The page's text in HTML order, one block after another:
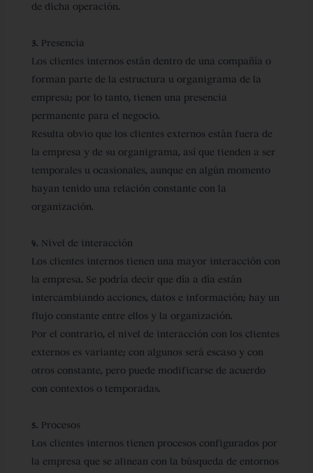
de dicha operación.
3. Presencia
Los clientes internos están dentro de una compañía o
forman parte de la estructura u organigrama de la
empresa; por lo tanto, tienen una presencia
permanente para el negocio.
Resulta obvio que los clientes externos están fuera de
la empresa y de su organigrama, así que tienden a ser
temporales u ocasionales, aunque en algún momento
hayan tenido una relación constante con la
organización.
4. Nivel de interacción
Los clientes internos tienen una mayor interacción con
la empresa. Se podría decir que día a día están
intercambiando acciones, datos e información; hay un
flujo constante entre ellos y la organización.
Por el contrario, el nivel de interacción con los clientes
externos es variante; con algunos será escaso y con
otros constante, pero puede modificarse de acuerdo
con contextos o temporadas.
5. Procesos
Los clientes internos tienen procesos configurados por
la empresa que se alinean con la búsqueda de entornos